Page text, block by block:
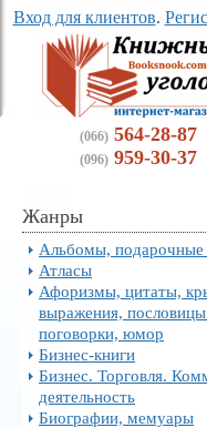
Вход для клиентов.
(066) 564-28-87
(096) 959-30-37
Жанры
Альбомы, подарочные
Атласы
Афоризмы, цитаты,
выражения,
поговорки, юмор
Бизнес-книги
Бизнес. Торговля.
деятельность
Биографии, мемуары